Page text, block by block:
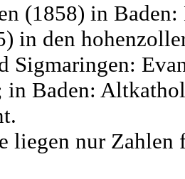
(1858) in
in den
Sigmaringen:
Baden:
liegen nur Zahlen